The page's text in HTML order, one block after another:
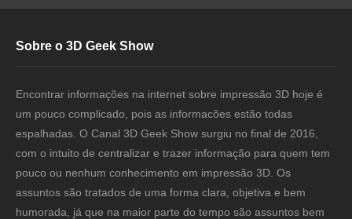
Sobre o 3D Geek Show
Encontrar informações na internet sobre impressão 3D hoje é
um pouco complicado, pois as informacões estão todas
espalhadas. O Canal 3D Geek Show surgiu no final de 2016,
com o intuito de centralizar e trazer informação para quem tem
pouco ou nenhum conhecimento em impressão 3D. Os
assuntos são tratados de uma forma clara, objetiva e bem
humorada, já que na maior parte do tempo são assuntos bem